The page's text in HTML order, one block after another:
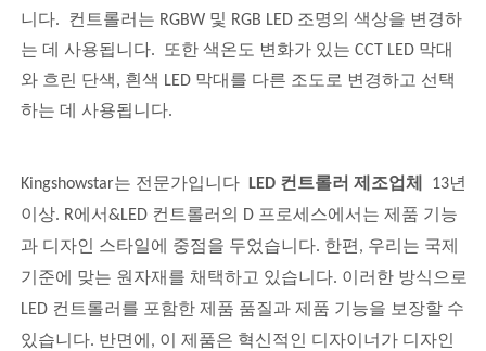
니다. 컨트롤러는 RGBW 및 RGB LED 조명의 색상을 변경하
는 데 사용됩니다. 또한 색온도 변화가 있는 CCT LED 막대
와 흐린 단색, 흰색 LED 막대를 다른 조도로 변경하고 선택
하는 데 사용됩니다.
Kingshowstar는 전문가입니다 LED 컨트롤러 제조업체
13년
이상. R에서&LED 컨트롤러의 D 프로세스에서는 제품 기능
과 디자인 스타일에 중점을 두었습니다. 한편, 우리는 국제
기준에 맞는 원자재를 채택하고 있습니다. 이러한 방식으로
LED 컨트롤러를 포함한 제품 품질과 제품 기능을 보장할 수
있습니다. 반면에, 이 제품은 혁신적인 디자이너가 디자인